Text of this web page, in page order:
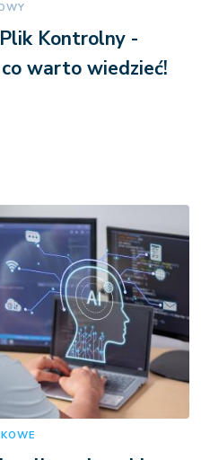
Kontrolny -
warto wiedzieć!